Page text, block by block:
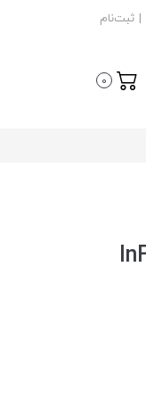
| ثبت‌نام
0